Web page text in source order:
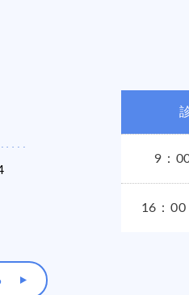
9：
16：